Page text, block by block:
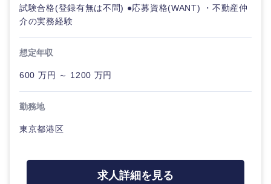
甲信越・北陸
試験合格(登録有無は不問) ●応募資格(WANT) ・不動産仲
介の実務経験
想定年収
600 万円 ～ 1200 万円
勤務地
東京都港区
求人詳細を見る